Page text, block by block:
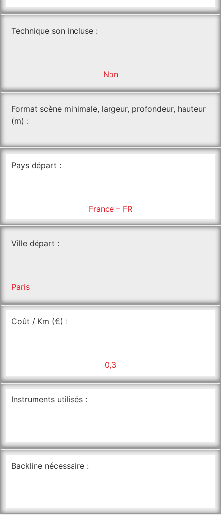
Technique son incluse :
Non
Format scène minimale, largeur, profondeur, hauteur
(m) :
Pays départ :
France – FR
Ville départ :
Paris
Coût / Km (€) :
0,3
Instruments utilisés :
Backline nécessaire :